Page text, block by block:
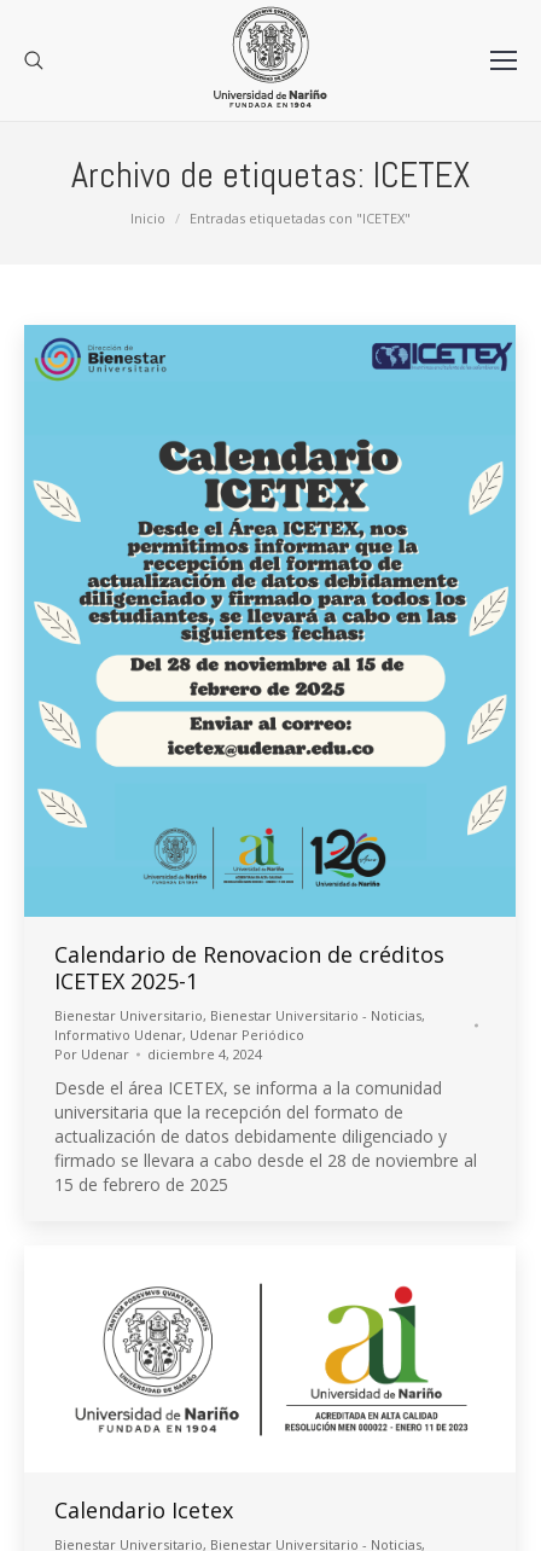
Archivo de etiquetas: ICETEX
Inicio Entradas etiquetadas con "ICETEX"
Calendario de Renovacion de créditos
ICETEX 2025-1
Bienestar Universitario, Bienestar Universitario - Noticias,
Informativo Udenar, Udenar Periódico
Por Udenar diciembre 4, 2024
Desde el área ICETEX, se informa a la comunidad
universitaria que la recepción del formato de
actualización de datos debidamente diligenciado y
firmado se llevara a cabo desde el 28 de noviembre al
15 de febrero de 2025
Calendario Icetex
Bienestar Universitario, Bienestar Universitario - Noticias,